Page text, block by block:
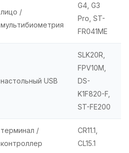
лицо /
мультибиометрия
G4, G3
Pro, ST-
FR041ME
настольный USB
SLK20R,
FPV10M,
DS-
K1F820-F,
ST-FE200
терминал /
контроллер
CR11.1,
CL15.1